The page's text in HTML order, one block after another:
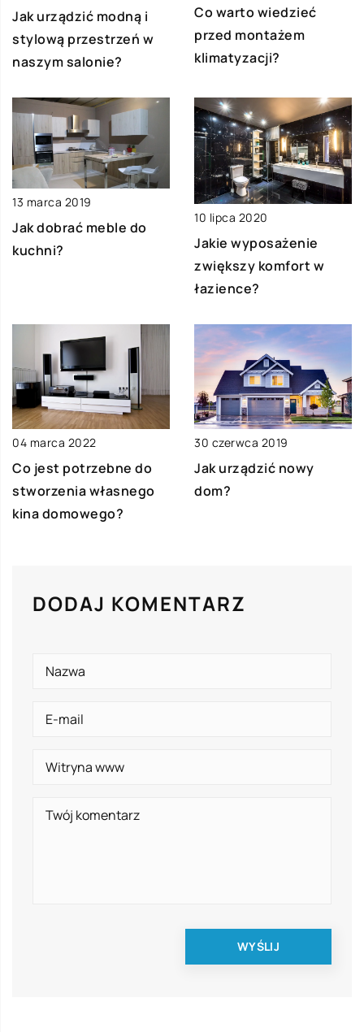
Jak urządzić modną i
stylową przestrzeń w
naszym salonie?
Co warto wiedzieć
przed montażem
klimatyzacji?
13 marca 2019
Jak dobrać meble do
kuchni?
10 lipca 2020
Jakie wyposażenie
zwiększy komfort w
łazience?
04 marca 2022
Co jest potrzebne do
stworzenia własnego
kina domowego?
30 czerwca 2019
Jak urządzić nowy
dom?
DODAJ KOMENTARZ